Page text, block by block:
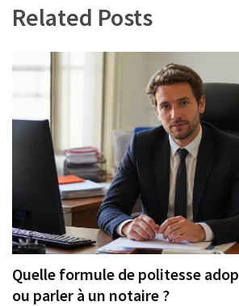
Related Posts
Quelle formule de politesse
ou parler à un notaire ?